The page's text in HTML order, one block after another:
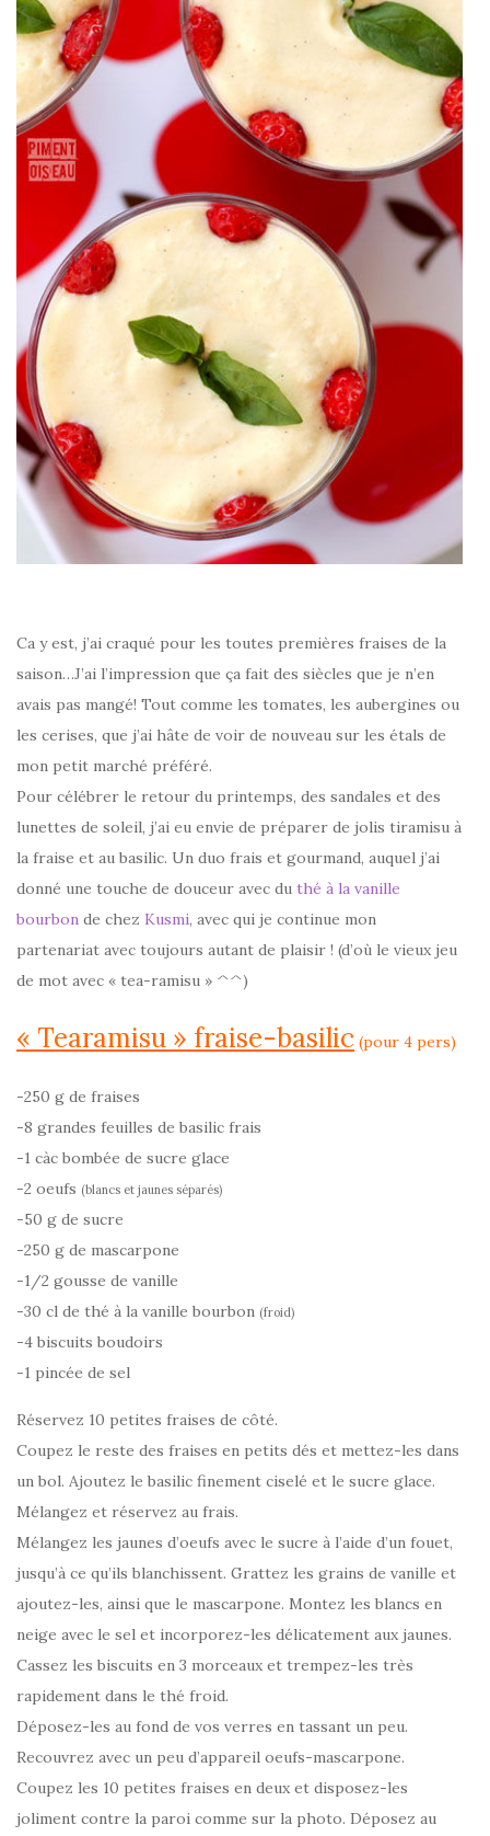
Ca y est, j’ai craqué pour les toutes premières fraises de la
saison…J’ai l’impression que ça fait des siècles que je n’en
avais pas mangé! Tout comme les tomates, les aubergines ou
les cerises, que j’ai hâte de voir de nouveau sur les étals de
mon petit marché préféré.
Pour célébrer le retour du printemps, des sandales et des
lunettes de soleil, j’ai eu envie de préparer de jolis tiramisu à
la fraise et au basilic. Un duo frais et gourmand, auquel j’ai
donné une touche de douceur avec du thé à la vanille
bourbon de chez Kusmi, avec qui je continue mon
partenariat avec toujours autant de plaisir ! (d’où le vieux jeu
de mot avec « tea-ramisu » ^^)
« Tearamisu » fraise-basilic (pour 4 pers)
-250 g de fraises
-8 grandes feuilles de basilic frais
-1 càc bombée de sucre glace
-2 oeufs (blancs et jaunes séparés)
-50 g de sucre
-250 g de mascarpone
-1/2 gousse de vanille
-30 cl de thé à la vanille bourbon (froid)
-4 biscuits boudoirs
-1 pincée de sel
Réservez 10 petites fraises de côté.
Coupez le reste des fraises en petits dés et mettez-les dans
un bol. Ajoutez le basilic finement ciselé et le sucre glace.
Mélangez et réservez au frais.
Mélangez les jaunes d’oeufs avec le sucre à l’aide d’un fouet,
jusqu’à ce qu’ils blanchissent. Grattez les grains de vanille et
ajoutez-les, ainsi que le mascarpone. Montez les blancs en
neige avec le sel et incorporez-les délicatement aux jaunes.
Cassez les biscuits en 3 morceaux et trempez-les très
rapidement dans le thé froid.
Déposez-les au fond de vos verres en tassant un peu.
Recouvrez avec un peu d’appareil oeufs-mascarpone.
Coupez les 10 petites fraises en deux et disposez-les
joliment contre la paroi comme sur la photo. Déposez au